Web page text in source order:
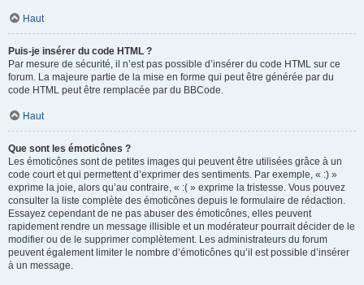
Haut
Puis-je insérer du code HTML ?
Par mesure de sécurité, il n’est pas possible d’insérer du code HTML sur ce
forum. La majeure partie de la mise en forme qui peut être générée par du
code HTML peut être remplacée par du BBCode.
Haut
Que sont les émoticônes ?
Les émoticônes sont de petites images qui peuvent être utilisées grâce à un
code court et qui permettent d’exprimer des sentiments. Par exemple, « :) »
exprime la joie, alors qu’au contraire, « :( » exprime la tristesse. Vous pouvez
consulter la liste complète des émoticônes depuis le formulaire de rédaction.
Essayez cependant de ne pas abuser des émoticônes, elles peuvent
rapidement rendre un message illisible et un modérateur pourrait décider de le
modifier ou de le supprimer complètement. Les administrateurs du forum
peuvent également limiter le nombre d’émoticônes qu’il est possible d’insérer
à un message.